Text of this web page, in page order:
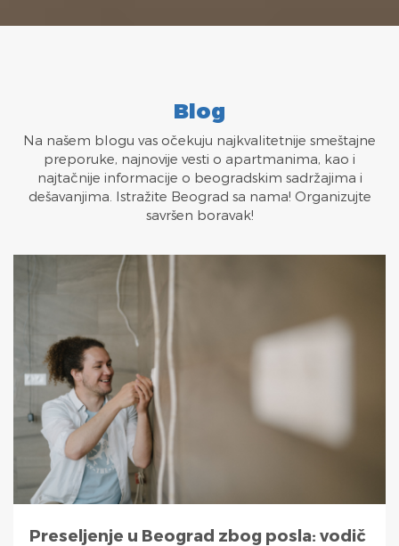
Blog
Na našem blogu vas očekuju najkvalitetnije smeštajne
preporuke, najnovije vesti o apartmanima, kao i
najtačnije informacije o beogradskim sadržajima i
dešavanjima. Istražite Beograd sa nama! Organizujte
savršen boravak!
Preseljenje u Beograd zbog posla: vodič